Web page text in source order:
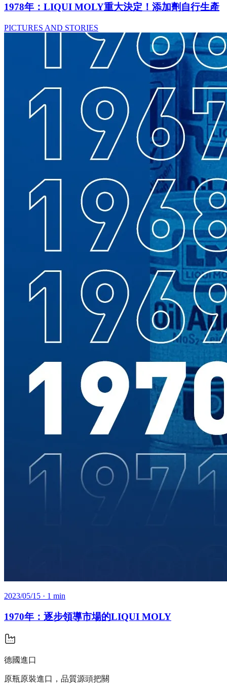
1978年：LIQUI MOLY重大決定！添加劑自行生產
PICTURES AND STORIES
2023/05/15 · 1 min
1970年：逐步領導市場的LIQUI MOLY
德國進口
原瓶原裝進口，品質源頭把關